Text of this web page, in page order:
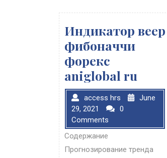
Индикатор веер
фибоначчи
форекс
aniglobal ru
access hrs
June
29, 2021
0
Comments
Содержание
Прогнозирование тренда